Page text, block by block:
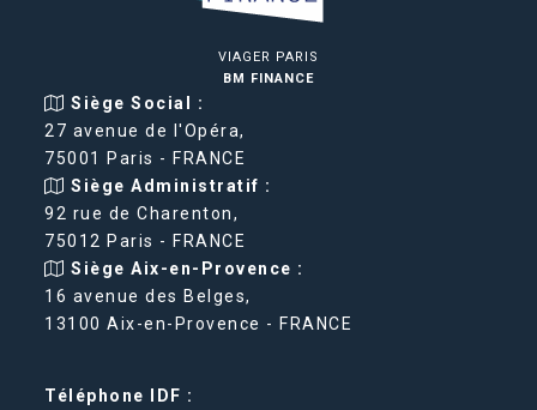
VIAGER PARIS
BM FINANCE
Siège Social :
27 avenue de l'Opéra,
75001 Paris - FRANCE
Siège Administratif :
92 rue de Charenton,
75012 Paris - FRANCE
Siège Aix-en-Provence :
16 avenue des Belges,
13100 Aix-en-Provence - FRANCE
Téléphone IDF :